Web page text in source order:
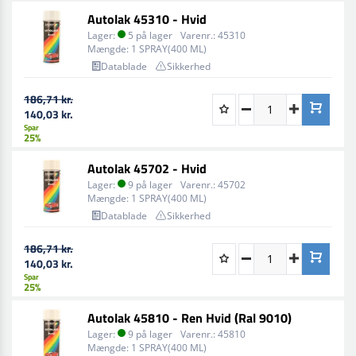
Autolak 45310 - Hvid
Lager: 5 på lager Varenr.: 45310
Mængde: 1 SPRAY(400 ML)
Datablade
Sikkerhed
186,71 kr.
140,03 kr.
Spar
25%
Autolak 45702 - Hvid
Lager: 9 på lager Varenr.: 45702
Mængde: 1 SPRAY(400 ML)
Datablade
Sikkerhed
186,71 kr.
140,03 kr.
Spar
25%
Autolak 45810 - Ren Hvid (Ral 9010)
Lager: 9 på lager Varenr.: 45810
Mængde: 1 SPRAY(400 ML)